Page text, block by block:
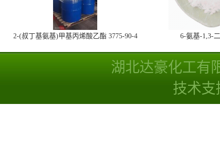
2-(叔丁基氨基)甲基丙烯酸乙酯 3775-90-4 6-氨基-1,3-
湖北达豪化工有
技术